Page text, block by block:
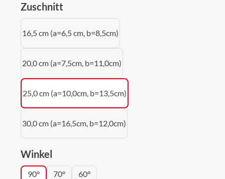
Zuschnitt
16,5 cm (a=6,5 cm, b=8,5cm)
20,0 cm (a=7,5cm, b=11,0cm)
25,0 cm (a=10,0cm, b=13,5cm)
30,0 cm (a=16,5cm, b=12,0cm)
Winkel
90° 70° 60°